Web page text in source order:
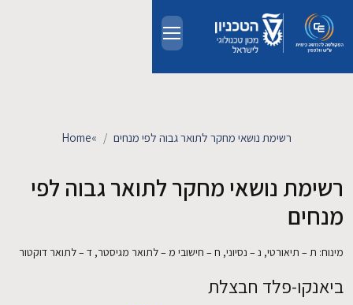
מחקר
חדשות ואירועים
Home» רשימת נושאי מחקר לתואר גבוה לפי מנחים
רשימת נושאי מחקר לתואר גבוה לפי
מנחים
מינוח: ת – תיאורטי, נ – נסיוני, ח – חישובי מ – לתואר מגיסטר, ד – לתואר דוקטור
ביאנקו-פלד חבצלת